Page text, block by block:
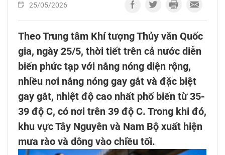
25/05/2026
Theo Trung tâm Khí tượng Thủy văn Quốc
gia, ngày 25/5, thời tiết trên cả nước diễn
biến phức tạp với nắng nóng diện rộng,
nhiều nơi nắng nóng gay gắt và đặc biệt
gay gắt, nhiệt độ cao nhất phổ biến từ 35-
39 độ C, có nơi trên 39 độ C. Trong khi đó,
khu vực Tây Nguyên và Nam Bộ xuất hiện
mưa rào và dông vào chiều tối.